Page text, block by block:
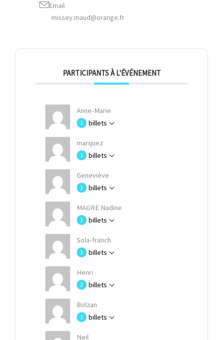
Email
missey.maud@orange.fr
PARTICIPANTS À L'ÉVÉNEMENT
Anne-Marie
1 billets
marquez
1 billets
Geneviève
1 billets
MAGRE Nadine
1 billets
Sola-franch
1 billets
Henri
2 billets
Bolzan
1 billets
Neil